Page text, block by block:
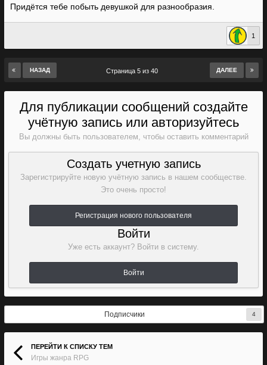
Придётся тебе побыть девушкой для разнообразия.
1
НАЗАД ДАЛЕЕ
Страница 5 из 40
Для публикации сообщений создайте
учётную запись или авторизуйтесь
Вы должны быть пользователем, чтобы оставить комментарий
Создать учетную запись
Зарегистрируйте новую учётную запись в нашем сообществе.
Это очень просто!
Регистрация нового пользователя
Войти
Уже есть аккаунт? Войти в систему.
Войти
Подписчики 4
ПЕРЕЙТИ К СПИСКУ ТЕМ
Игры жанра RPG